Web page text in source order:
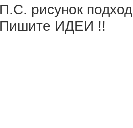
П.С. рисунок
Пишите ИДЕИ !!